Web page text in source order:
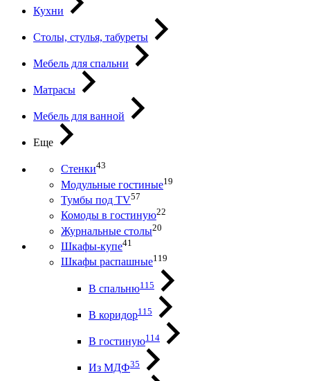
Кухни
Столы, стулья, табуреты
Мебель для спальни
Матрасы
Мебель для ванной
Еще
Стенки43
Модульные гостиные19
Тумбы под ТV57
Комоды в гостиную22
Журнальные столы20
Шкафы-купе41
Шкафы распашные119
В спальню115
В коридор115
В гостиную114
Из МДФ35